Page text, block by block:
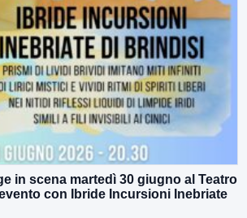
in scena martedì 30 giugno al Teatro
con Ibride Incursioni Inebriate